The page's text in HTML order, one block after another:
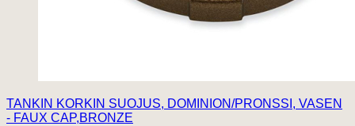
TANKIN KORKIN SUOJUS, DOMINION/PRONSSI, VASEN
- FAUX CAP,BRONZE